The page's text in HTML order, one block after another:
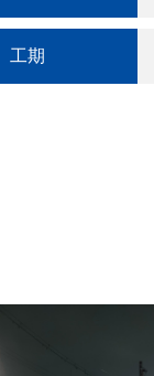
工期